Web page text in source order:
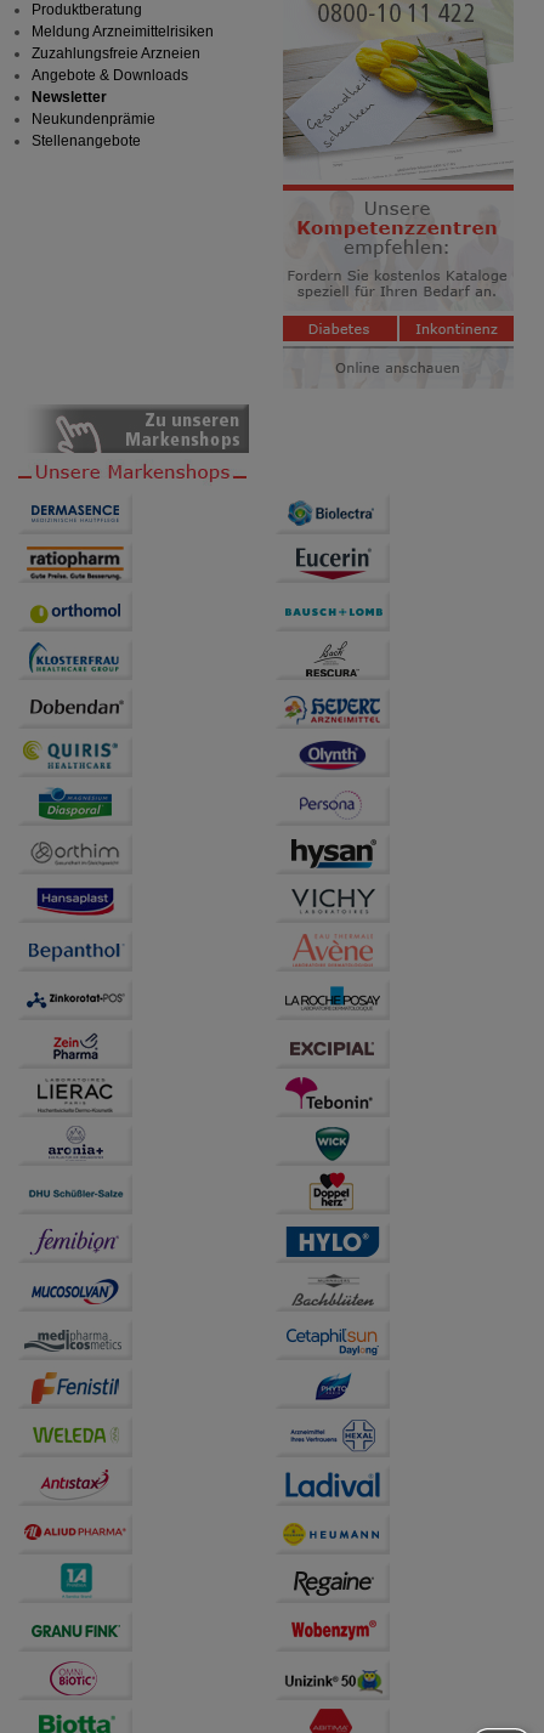
Produktberatung
Meldung Arzneimittelrisiken
Zuzahlungsfreie Arzneien
Angebote & Downloads
Newsletter
Neukundenprämie
Stellenangebote